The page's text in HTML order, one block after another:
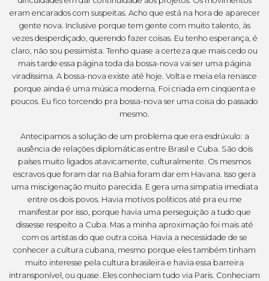
eram encarados com suspeitas. Acho que está na hora de aparecer
gente nova. Inclusive porque tem gente com muito talento, às
vezes desperdiçado, querendo fazer coisas. Eu tenho esperança, é
claro, não sou pessimista. Tenho quase a certeza que mais cedo ou
mais tarde essa página toda da bossa-nova vai ser uma página
viradíssima. A bossa-nova existe até hoje. Volta e meia ela renasce
porque ainda é uma música moderna. Foi criada em cinqüenta e
poucos. Eu fico torcendo pra bossa-nova ser uma coisa do passado
mesmo.
Antecipamos a solução de um problema que era esdrúxulo: a
ausência de relações diplomáticas entre Brasil e Cuba. São dois
países muito ligados atavicamente, culturalmente. Os mesmos
escravos que foram dar na Bahia foram dar em Havana. Isso gera
uma miscigenação muito parecida. E gera uma simpatia imediata
entre os dois povos. Havia motivos políticos até pra eu me
manifestar por isso, porque havia uma perseguição a tudo que
dissesse respeito a Cuba. Mas a minha aproximação foi mais até
com os artistas do que outra coisa. Havia a necessidade de se
conhecer a cultura cubana, mesmo porque eles também tinham
muito interesse pela cultura brasileira e havia essa barreira
intransponível, ou quase. Eles conheciam tudo via Paris. Conheciam